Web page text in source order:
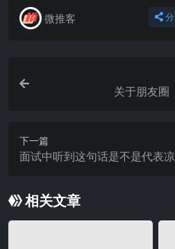
微推客
关于朋友圈
下一篇
面试中听到这句话是不是代表
相关文章